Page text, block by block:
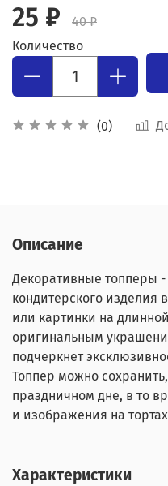
(0)
25 ₽
40 ₽
Количество
Описание
Декоративные топперы
кондитерского изделия
или картинки на
оригинальным
подчеркнет
Топпер можно
праздничном дне, в то
и изображения на
Характеристики